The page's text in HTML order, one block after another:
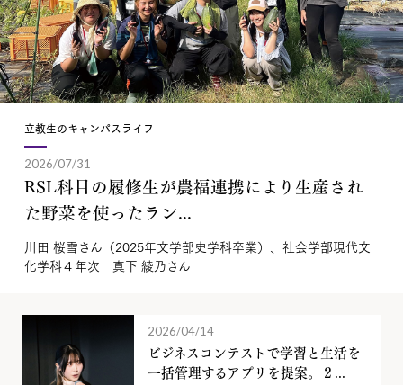
立教生のキャンパスライフ
2026/07/31
RSL科目の履修生が農福連携により生産され
た野菜を使ったラン...
川田 桜雪さん（2025年文学部史学科卒業）、社会学部現代文
化学科４年次 真下 綾乃さん
2026/04/14
ビジネスコンテストで学習と生活を
一括管理するアプリを提案。２...